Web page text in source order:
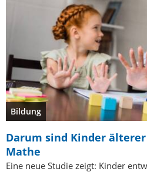
Bildung
Darum sind Kinder
Mathe
Eine neue Studie zeigt: Kinder